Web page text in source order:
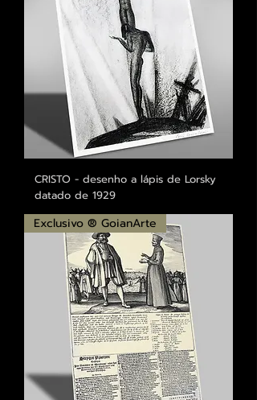
CRISTO - desenho a lápis de Lorsky
datado de 1929
Exclusivo ® GoianArte